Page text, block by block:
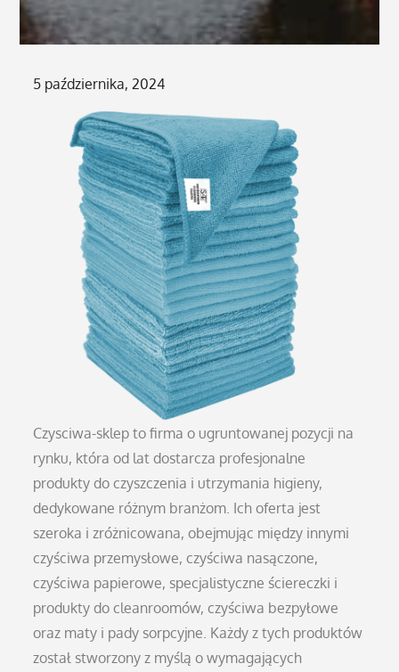
Posted
5 października, 2024
Czysciwa-sklep to firma o ugruntowanej pozycji na
rynku, która od lat dostarcza profesjonalne
produkty do czyszczenia i utrzymania higieny,
dedykowane różnym branżom. Ich oferta jest
szeroka i zróżnicowana, obejmując między innymi
czyściwa przemysłowe, czyściwa nasączone,
czyściwa papierowe, specjalistyczne ściereczki i
produkty do cleanroomów, czyściwa bezpyłowe
oraz maty i pady sorpcyjne. Każdy z tych produktów
został stworzony z myślą o wymagających